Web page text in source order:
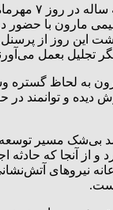
در این مراسم
مارون با حضور
این روز از
تجلیل بعمل
به لحاظ گستره
دیده و توانمند
شد بی‌شک مسیر
و از آنجا که حادثه
نیروهای